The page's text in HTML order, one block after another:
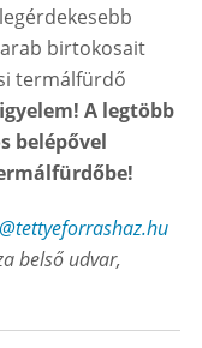
birtokosait
termálfürdő
A legtöbb
belépővel
belső udvar,